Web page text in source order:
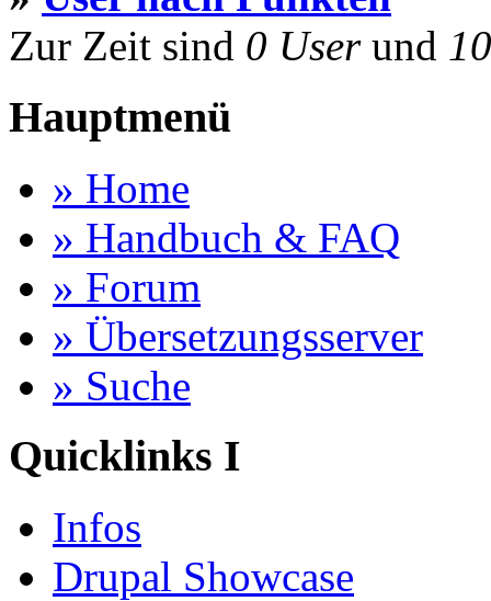
Zur Zeit sind 0 Userund
Hauptmenü
» Home
» Handbuch & FAQ
» Forum
» Übersetzungsserver
» Suche
Quicklinks I
Infos
Drupal Showcase